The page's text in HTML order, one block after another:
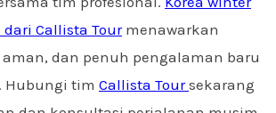
Callista Tourmenawarkan
dan penuh pengalaman baru
Hubungi tim Callista Toursekarang